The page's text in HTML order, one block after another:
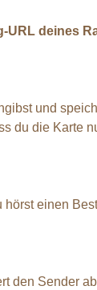
URL deines
und
du die Karte
einen
den Sender